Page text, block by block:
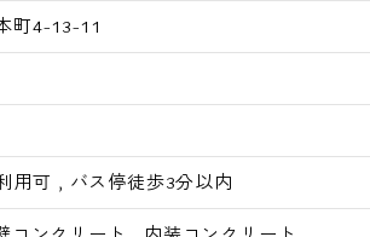
町4-13-11
用可 , バス停徒歩3分以内